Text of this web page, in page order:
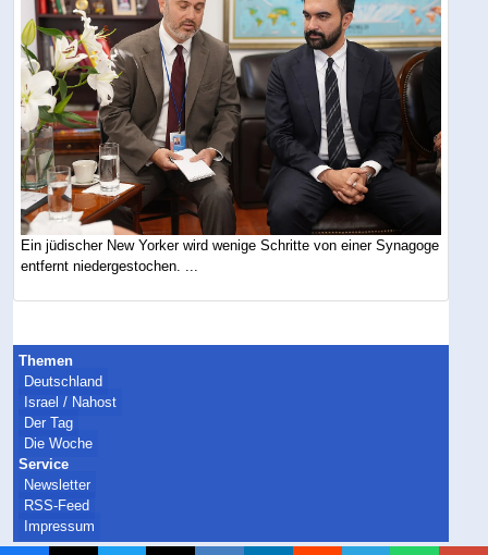
Ein jüdischer New Yorker wird wenige Schritte von einer Synagoge
entfernt niedergestochen. ...
Themen
Deutschland
Israel / Nahost
Der Tag
Die Woche
Service
Newsletter
RSS-Feed
Impressum